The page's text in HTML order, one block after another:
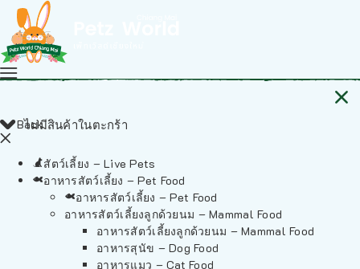
ไม่มีสินค้าในตะกร้า
Back
สัตว์เลี้ยง – Live Pets
อาหารสัตว์เลี้ยง – Pet Food
อาหารสัตว์เลี้ยง – Pet Food
อาหารสัตว์เลี้ยงลูกด้วยนม – Mammal Food
อาหารสัตว์เลี้ยงลูกด้วยนม – Mammal Food
อาหารสุนัข – Dog Food
อาหารแมว – Cat Food